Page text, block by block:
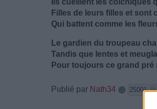
Ils cueillent les colchiques
Filles de leurs filles et sont
Qui battent comme les
Le gardien du troupeau
Tandis que lentes et
Pour toujours ce grand
Publié par Nath34 25001